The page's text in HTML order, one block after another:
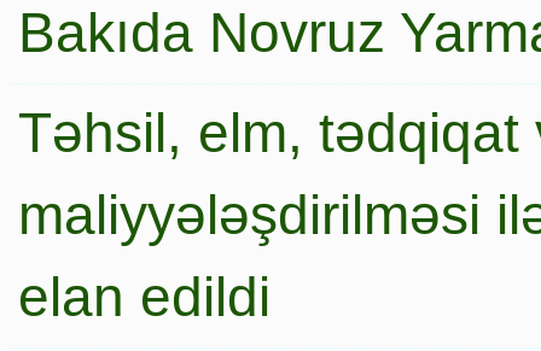
Bakıda Novruz
Təhsil, elm,
maliyyələşdirilməsi
elan edildi